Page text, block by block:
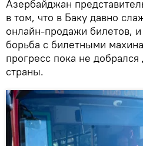
Азербайджан
в том, что в Баку давно
онлайн-продажи билетов, и
борьба с билетными
прогресс пока не
страны.